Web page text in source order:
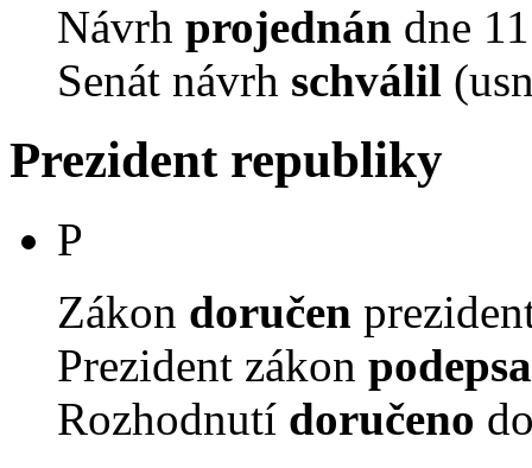
Návrh projednán dne
Senát návrh schválil
Prezident republiky
P
Zákon doručen
Prezident zákon
Rozhodnutí doručeno